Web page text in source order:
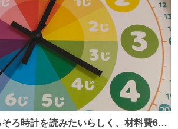
ろ時計を読みたいらしく、材料費600